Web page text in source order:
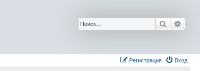
Поиск
Вход
Регистрация